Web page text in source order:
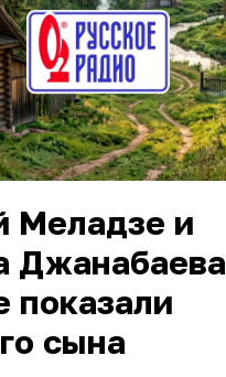
Меладзе и
Джанабаева
показали
сына